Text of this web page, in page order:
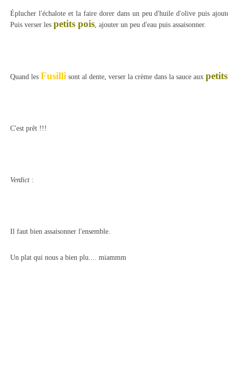
Éplucher l'échalote et la faire dorer dans un peu d'huile d'olive puis
Puis verser les petits pois, ajouter un peu d'eau puis assaisonner.
Quand les Fusilli sont al dente, verser la crème dans la sauce aux
C'est prêt !!!
Verdict :
Il faut bien assaisonner l'ensemble.
Un plat qui nous a bien plu.... miammm